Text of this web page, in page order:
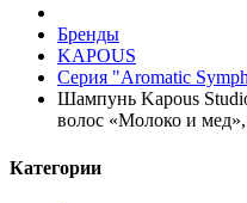
Бренды
KAPOUS
Серия "Aromatic
Шампунь Kapous
волос «Молоко и
Категории